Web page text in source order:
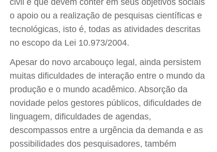
civil e que devem conter em seus objetivos sociais
o apoio ou a realização de pesquisas científicas e
tecnológicas, isto é, todas as atividades descritas
no escopo da Lei 10.973/2004.
Apesar do novo arcabouço legal, ainda persistem
muitas dificuldades de interação entre o mundo da
produção e o mundo acadêmico. Absorção da
novidade pelos gestores públicos, dificuldades de
linguagem, dificuldades de agendas,
descompassos entre a urgência da demanda e as
possibilidades dos pesquisadores, também